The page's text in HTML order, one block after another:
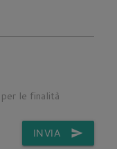
le finalità
INVIA send